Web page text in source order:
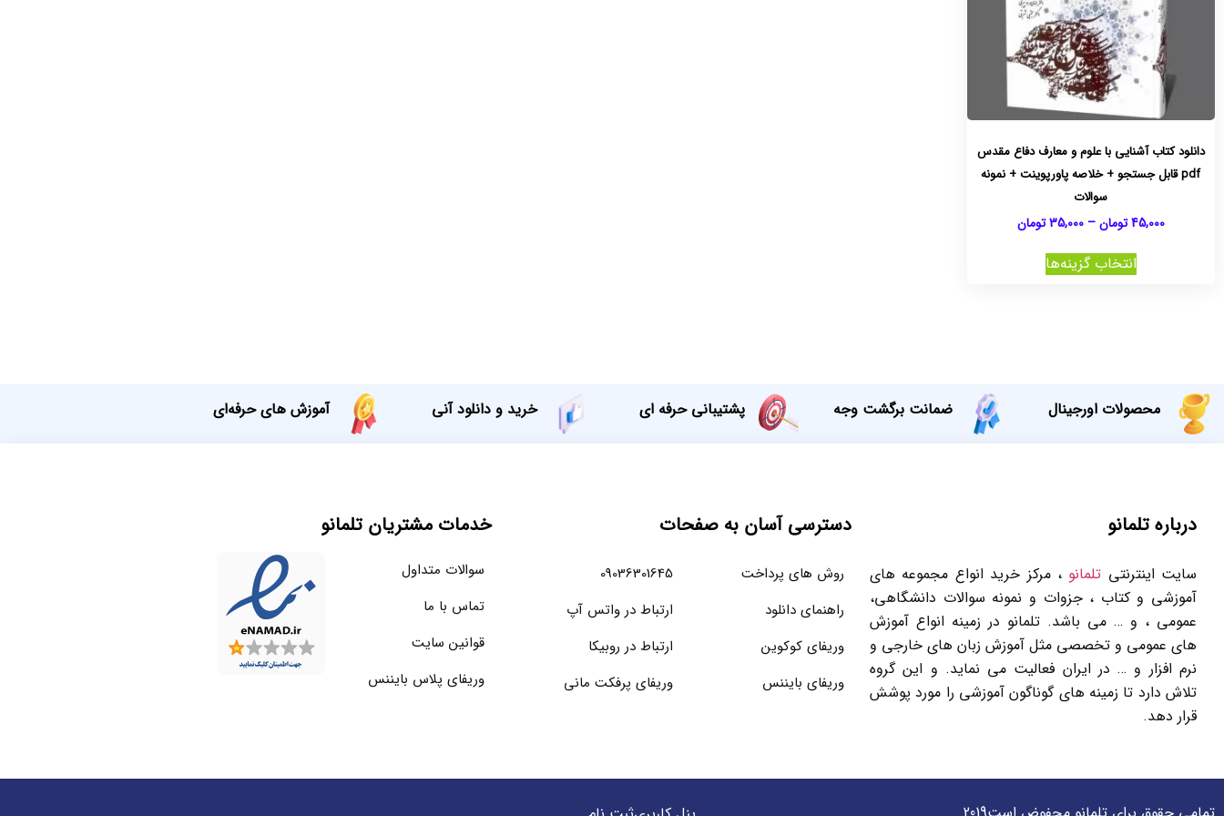
دانلود کتاب آشنایی با علوم و معارف دفاع مقدس
pdf قابل جستجو + خلاصه پاورپوینت + نمونه
سوالات
45,000 تومان –
35,000 تومان
انتخاب گزینه‌ها
محصولات اورجینال ضمانت برگشت وجه پشتیبانی حرفه ای خرید و دانلود آنی آموزش های حرفه‌ای
درباره تلمانو
سایت اینترنتی تلمانو ، مرکز خرید انواع مجموعه های
آموزشی و کتاب ، جزوات و نمونه سوالات دانشگاهی،
عمومی ، و … می باشد. تلمانو در زمینه انواع آموزش
های عمومی و تخصصی مثل آموزش زبان های خارجی و
نرم افزار و … در ایران فعالیت می نماید. و این گروه
تلاش دارد تا زمینه های گوناگون آموزشی را مورد پوشش
قرار دهد.
دسترسی آسان به صفحات
روش های پرداخت
راهنمای دانلود
وریفای کوکوین
وریفای بایننس
09036301645
ارتباط در واتس آپ
ارتباط در روبیکا
وریفای پرفکت مانی
خدمات مشتریان تلمانو
سوالات متداول
تماس با ما
قوانین سایت
وریفای پلاس بایننس